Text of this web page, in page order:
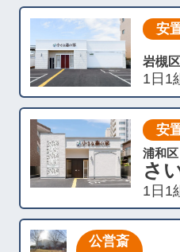
安
岩槻区
1日1
安
浦和区
さ
1日1
公営斎